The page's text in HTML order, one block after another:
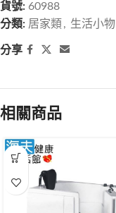
貨號: 60988
分類: 居家類 , 生活小物
分享
相關商品